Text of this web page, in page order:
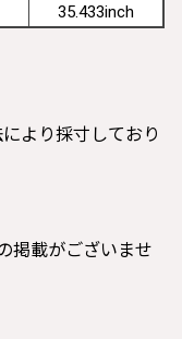
35.433inch
より採寸しており
掲載がございませ